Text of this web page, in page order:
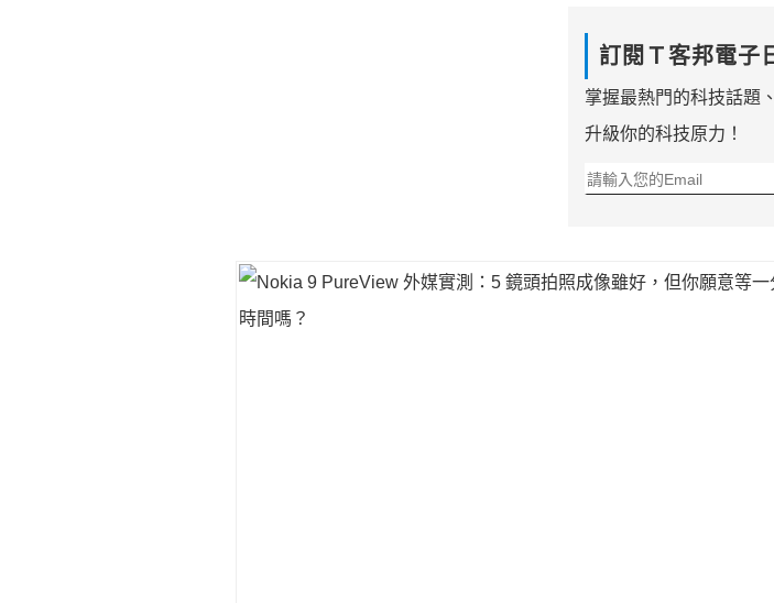
訂閱Ｔ客邦電子
掌握最熱門的科技話題
升級你的科技原力！